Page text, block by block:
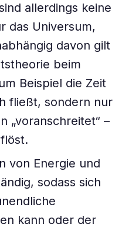
allerdings keine
das Universum,
davon gilt
beim
Beispiel die Zeit
fließt, sondern nur
„voranschreitet“ –
von Energie und
sodass sich
kann oder der